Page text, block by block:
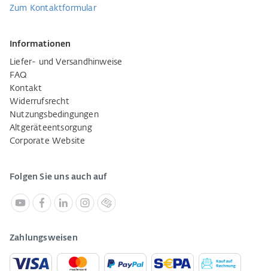
Zum Kontaktformular
Informationen
Liefer- und Versandhinweise
FAQ
Kontakt
Widerrufsrecht
Nutzungsbedingungen
Altgeräteentsorgung
Corporate Website
Folgen Sie uns auch auf
Zahlungsweisen